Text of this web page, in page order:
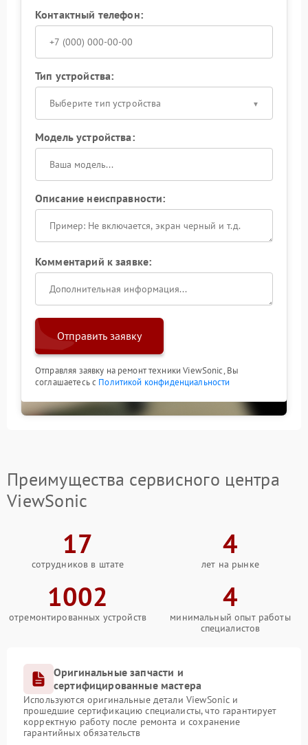
Контактный телефон:
Тип устройства:
Выберите тип устройства
Модель устройства:
Описание неисправности:
Комментарий к заявке:
Отправить заявку
Отправляя заявку на ремонт техники ViewSonic, Вы
соглашаетесь с Политикой конфиденциальности
Преимущества сервисного центра
ViewSonic
17
сотрудников в штате
4
лет на рынке
1002
отремонтированных устройств
4
минимальный опыт работы
специалистов
Оригинальные запчасти и
сертифицированные мастера
Используются оригинальные детали ViewSonic и
прошедшие сертификацию специалисты, что гарантирует
корректную работу после ремонта и сохранение
гарантийных обязательств